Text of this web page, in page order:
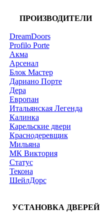
ПРОИЗВОДИТЕЛИ
DreamDoors
Profilo Porte
Акма
Арсенал
Блок Мастер
Дариано Порте
Дера
Европан
Итальянская Легенда
Калинка
Карельские двери
Краснодеревщик
Мильяна
МК Виктория
Статус
Текона
ШейлДорс
УСТАНОВКА ДВЕРЕЙ